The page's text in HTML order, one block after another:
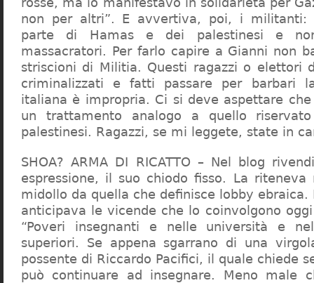
non per altri”. E avvertiva, poi, i militanti:
parte di Hamas e dei palestinesi e
massacratori. Per farlo capire a Gianni non
striscioni di Militia. Questi ragazzi o elettori
criminalizzati e fatti passare per barbari
italiana è impropria. Ci si deve aspettare
un trattamento analogo a quello
palestinesi. Ragazzi, se mi leggete, state in
SHOA? ARMA DI RICATTO – Nel blog
espressione, il suo chiodo fisso. La
midollo da quella che definisce lobby ebraica.
anticipava le vicende che lo coinvolgono
“Poveri insegnanti e nelle università e
superiori. Se appena sgarrano di una
possente di Riccardo Pacifici, il quale chiede
può continuare ad insegnare. Meno male